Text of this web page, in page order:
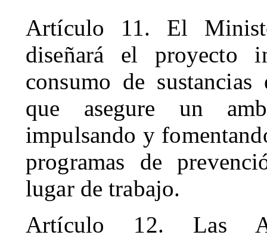
Artículo 11. El
diseñará el proyecto
consumo de sustancias
que asegure un
impulsando y
programas de
lugar de trabajo.
Artículo 12. Las